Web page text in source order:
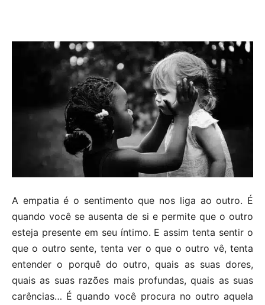
A empatia é o sentimento que nos liga ao outro. É
quando você se ausenta de si e permite que o outro
esteja presente em seu íntimo. E assim tenta sentir o
que o outro sente, tenta ver o que o outro vê, tenta
entender o porquê do outro, quais as suas dores,
quais as suas razões mais profundas, quais as suas
carências… É quando você procura no outro aquela